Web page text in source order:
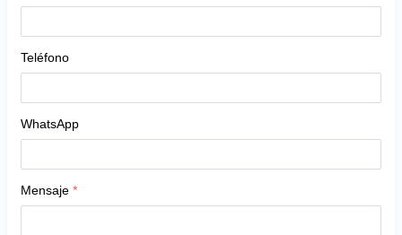
Teléfono
WhatsApp
Mensaje *